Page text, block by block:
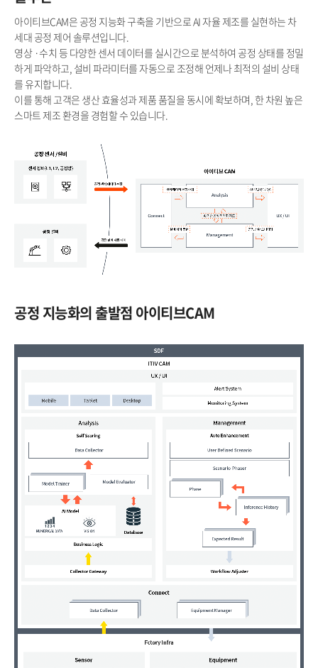
아이티브CAM은 공정 지능화 구축을 기반으로 AI 자율 제조를 실현하는 차
세대 공정 제어 솔루션입니다.
영상 ·수치 등 다양한 센서 데이터를 실시간으로 분석하여 공정 상태를 정밀
하게 파악하고, 설비 파라미터를 자동으로 조정해 언제나 최적의 설비 상태
를 유지합니다.
이를 통해 고객은 생산 효율성과 제품 품질을 동시에 확보하며, 한 차원 높은
스마트 제조 환경을 경험할 수 있습니다.
공정 지능화의 출발점 아이티브CAM​